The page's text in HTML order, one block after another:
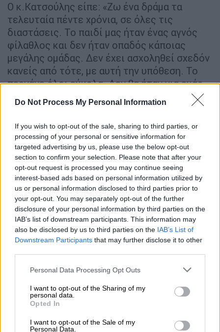
Do Not Process My Personal Information
If you wish to opt-out of the sale, sharing to third parties, or
processing of your personal or sensitive information for
targeted advertising by us, please use the below opt-out
section to confirm your selection. Please note that after your
opt-out request is processed you may continue seeing
interest-based ads based on personal information utilized by
us or personal information disclosed to third parties prior to
your opt-out. You may separately opt-out of the further
disclosure of your personal information by third parties on the
IAB’s list of downstream participants. This information may
also be disclosed by us to third parties on the IAB’s List of
Downstream Participants that may further disclose it to other
Please note that this website/app uses one or more Google
not limited to your visit or usage behaviour. You may click to
grant or deny consent to Google and its third-party tags to
use your data for below specified purposes in below Google
consent section.
Personal Data Processing Opt Outs
I want to opt-out of the Sharing of my
personal data.
Opted In
I want to opt-out of the Sale of my
Personal Data.
Ο κ.Κατσούλης είπε: «Ζω ένα δράμα τα
τελευταία πέντε χρόνια, σε όλες τις
διαστάσεις. Το παιδί μας ήταν ένας αγνός
φίλαθλος και δεν ήταν οπαδός κάποιας
μεγάλης ομάδας. Δεν έχει ασχοληθεί σχεδόν
κανείς από τότε, με αυτή την υπόθεση. Το
περνάνε όλοι εύκολα. Δεν θα ήταν για εμάς
βάλσαμο, να είχαμε δημοσιότητα, δεν την
επιθυμούμε καν, αλλά όπως μας αναγκάζει η
πραγματικότητα, μετά το θάνατο,
δημιουργήθηκε μια πολύ καλά οργανωμένη
εκστρατεία συγκάλυψης, στην οποία
συμμετείχαν οι πάντες.
Υπάρχουν πολλά στοιχεία, επίσημα, στη
δικογραφία, που λένε πως το παιδί μας δεν
είχε κακώσεις στο κεφάλι. Οι
ιατροδικαστές, όμως, έχουν τραβήξει
φωτογραφίες που αποδεικνύουν το ακριβώς
αντίθετο. Αποδεικνύουν λιντσάρισμα. Το
παιδί μας, χτυπήθηκε από 7 οπαδούς.
Δικάστηκαν οι 3 μόνο. Υπήρχε μια
καταγγελία για άλλους 3, οι οποίοι
απαλλάχθηκαν με συνοπτικές διαδικασίες.
Δεν υπάρχει μέρος του σώματος που να μην